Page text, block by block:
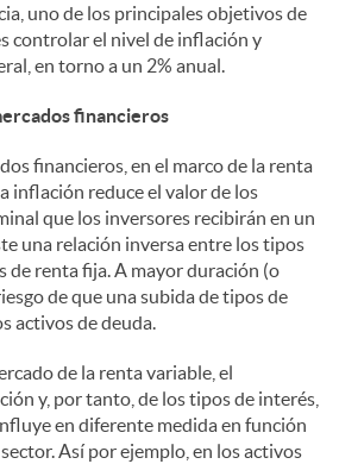
uno de los principales objetivos de
controlar el nivel de inflación y
en torno a un 2% anual.
financieros
financieros, en el marco de la renta
inflación reduce el valor de los
que los inversores recibirán en un
una relación inversa entre los tipos
de renta fija. A mayor duración (o
de que una subida de tipos de
activos de deuda.
de la renta variable, el
y, por tanto, de los tipos de interés,
en diferente medida en función
Así por ejemplo, en los activos